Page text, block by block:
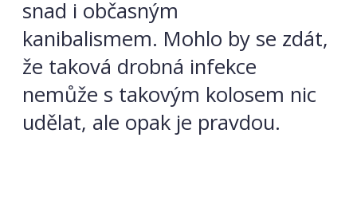
snad i občasným
kanibalismem. Mohlo by se zdát,
že taková drobná infekce
nemůže s takovým kolosem nic
udělat, ale opak je pravdou.